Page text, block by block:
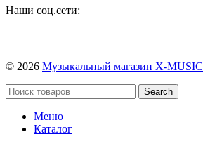
Наши соц.сети:
© 2026 Музыкальный магазин X-MUSIC
Search
Меню
Каталог